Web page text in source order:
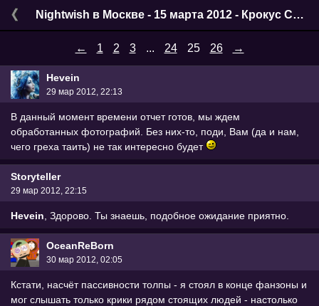
Nightwish в Москве - 15 марта 2012 - Крокус Сити Холл
← 1 2 3... 2425 26 →
Hevein
29 мар 2012, 22:13
В данный момент времени отчет готов, мы ждем
обработанных фотографий. Без них-то, поди, Вам (да и нам,
чего греха таить) не так интересно будет
Storyteller
29 мар 2012, 22:15
Hevein , Здорово. Ты знаешь, подобное ожидание приятно.
OceanReBorn
30 мар 2012, 02:05
Кстати, насчёт пассивности толпы - я стоял в конце фанзоны и
мог слышать только крики рядом стоящих людей - настолько